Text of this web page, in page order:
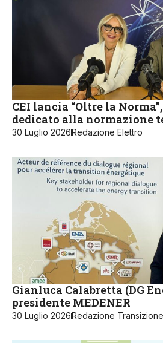
CEI lancia “Oltre la
dedicato alla normazione
30 Luglio 2026 Redazione Elettro
Gianluca Calabretta (DG
presidente MEDENER
30 Luglio 2026 Redazione